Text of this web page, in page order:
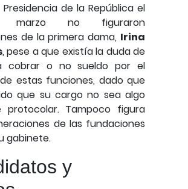
de la República el
no figuraron
de la primera dama, Irina
, pese a que existía la duda de
cobrar o no sueldo por el
estas funciones, dado que
que su cargo no sea algo
protocolar. Tampoco figura
de las fundaciones
gabinete.
y